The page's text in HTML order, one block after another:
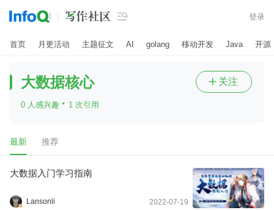
 登录
首页 月更活动 主题征文 AI golang 移动开发 Java 开源
大数据核心
0 人感兴趣 · 1 次引用
 关注
最新 推荐
大数据入门学习指南
Lansonli 2022-07-19